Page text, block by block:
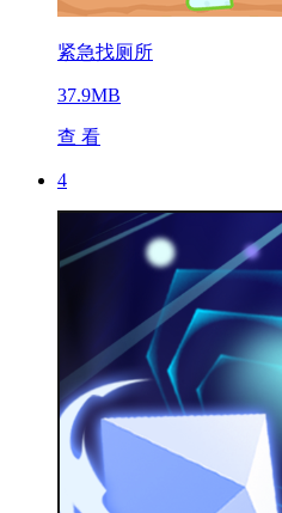
紧急找厕所
37.9MB
查 看
4